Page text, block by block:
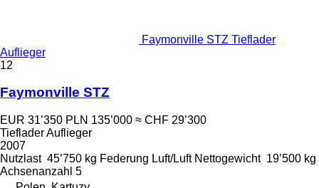
Faymonville STZ Tieflader
Auflieger
12
Faymonville STZ
EUR 31’350 PLN 135’000 ≈ CHF 29’300
Tieflader Auflieger
2007
Nutzlast 45’750 kg Federung Luft/Luft Nettogewicht 19’500 kg
Achsenanzahl 5